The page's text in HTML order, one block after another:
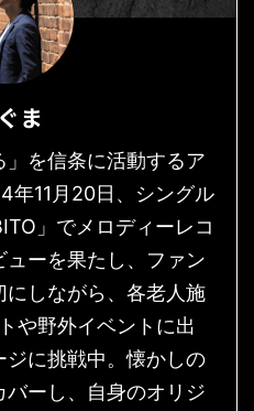
ま
」を信条に活動するア
年11月20日、シングル
」でメロディーレコ
ーを果たし、ファン
にしながら、各老人施
や野外イベントに出
に挑戦中。懐かしの
ーし、自身のオリジ